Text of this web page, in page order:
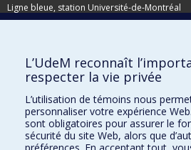
Ligne bleue, station Université-de-Montréal
Pavillon de la Direction des immeubles
C.P. 6128, succursale Centre-ville
Montréal (Québec)
H3C 3J7
Besoin d'aide ?
L’UdeM reconnaît
respecter la vie privée
L’utilisation de témoins nous
personnaliser votre expérience
sont obligatoires pour assurer le
sécurité du site Web, alors que
préférences. En acceptant tout,